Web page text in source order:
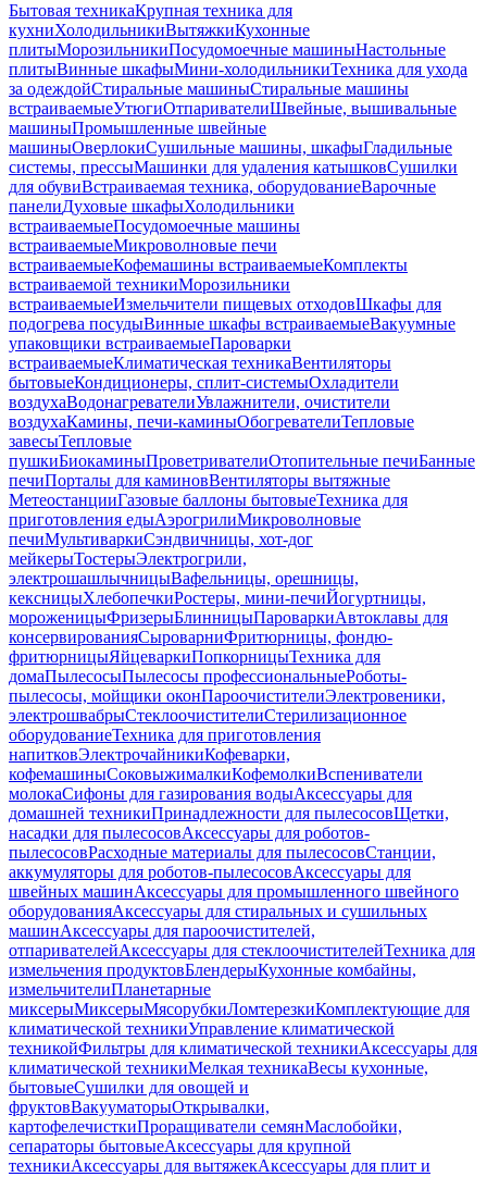
Бытовая техникаКрупная техника для
кухниХолодильникиВытяжкиКухонные
плитыМорозильникиПосудомоечные машиныНастольные
плитыВинные шкафыМини-холодильникиТехника для ухода
за одеждойСтиральные машиныСтиральные машины
встраиваемыеУтюгиОтпаривателиШвейные, вышивальные
машиныПромышленные швейные
машиныОверлокиСушильные машины, шкафыГладильные
системы, прессыМашинки для удаления катышковСушилки
для обувиВстраиваемая техника, оборудованиеВарочные
панелиДуховые шкафыХолодильники
встраиваемыеПосудомоечные машины
встраиваемыеМикроволновые печи
встраиваемыеКофемашины встраиваемыеКомплекты
встраиваемой техникиМорозильники
встраиваемыеИзмельчители пищевых отходовШкафы для
подогрева посудыВинные шкафы встраиваемыеВакуумные
упаковщики встраиваемыеПароварки
встраиваемыеКлиматическая техникаВентиляторы
бытовыеКондиционеры, сплит-системыОхладители
воздухаВодонагревателиУвлажнители, очистители
воздухаКамины, печи-каминыОбогревателиТепловые
завесыТепловые
пушкиБиокаминыПроветривателиОтопительные печиБанные
печиПорталы для каминовВентиляторы вытяжные
МетеостанцииГазовые баллоны бытовыеТехника для
приготовления едыАэрогрилиМикроволновые
печиМультиваркиСэндвичницы, хот-дог
мейкерыТостерыЭлектрогрили,
электрошашлычницыВафельницы, орешницы,
кексницыХлебопечкиРостеры, мини-печиЙогуртницы,
мороженицыФризерыБлинницыПароваркиАвтоклавы для
консервированияСыроварниФритюрницы, фондю-
фритюрницыЯйцеваркиПопкорницыТехника для
домаПылесосыПылесосы профессиональныеРоботы-
пылесосы, мойщики оконПароочистителиЭлектровеники,
электрошвабрыСтеклоочистителиСтерилизационное
оборудованиеТехника для приготовления
напитковЭлектрочайникиКофеварки,
кофемашиныСоковыжималкиКофемолкиВспениватели
молокаСифоны для газирования водыАксессуары для
домашней техникиПринадлежности для пылесосовЩетки,
насадки для пылесосовАксессуары для роботов-
пылесосовРасходные материалы для пылесосовСтанции,
аккумуляторы для роботов-пылесосовАксессуары для
швейных машинАксессуары для промышленного швейного
оборудованияАксессуары для стиральных и сушильных
машинАксессуары для пароочистителей,
отпаривателейАксессуары для стеклоочистителейТехника для
измельчения продуктовБлендерыКухонные комбайны,
измельчителиПланетарные
миксерыМиксерыМясорубкиЛомтерезкиКомплектующие для
климатической техникиУправление климатической
техникойФильтры для климатической техникиАксессуары для
климатической техникиМелкая техникаВесы кухонные,
бытовыеСушилки для овощей и
фруктовВакууматорыОткрывалки,
картофелечисткиПроращиватели семянМаслобойки,
сепараторы бытовыеАксессуары для крупной
техникиАксессуары для вытяжекАксессуары для плит и